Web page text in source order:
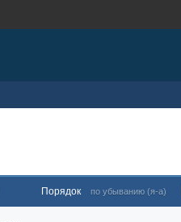
Порядок по убыванию (я-а)